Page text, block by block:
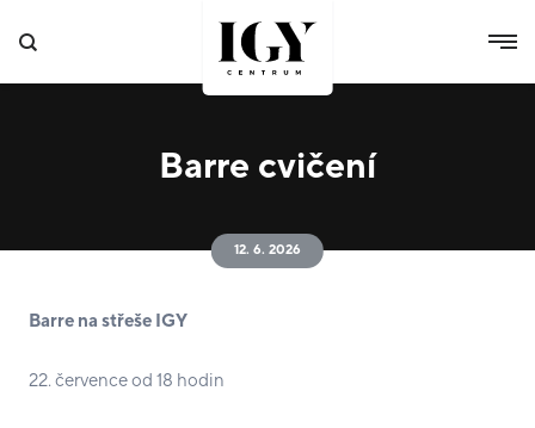
Barre cvičení
12. 6. 2026
Barre na střeše IGY
22. července od 18 hodin